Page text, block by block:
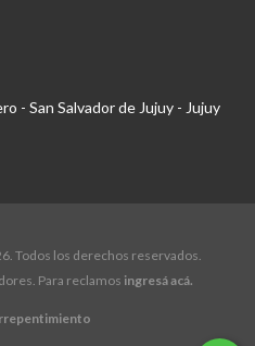
- San Salvador de Jujuy - Jujuy
Todos los derechos reservados.
Para reclamos ingresá acá.